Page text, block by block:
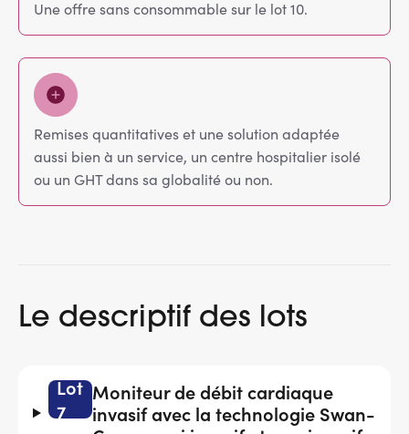
Une offre sans consommable sur le lot 10.
Remises quantitatives et une solution adaptée
aussi bien à un service, un centre hospitalier isolé
ou un GHT dans sa globalité ou non.
Le descriptif des lots
Lot
7
Moniteur de débit cardiaque
invasif avec la technologie Swan-